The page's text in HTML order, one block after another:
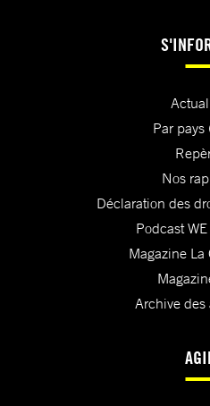
Par pays
Nos
Déclaration des
Podcast
Magazine
Archive des